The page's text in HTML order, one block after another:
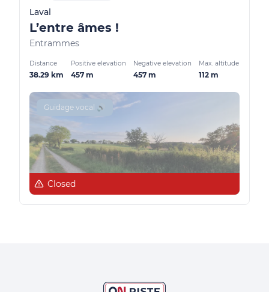
Laval
L’entre âmes !
Entrammes
Distance
38.29 km
Positive elevation
457 m
Negative elevation
457 m
Max. altitude
112 m
Guidage vocal 🔊
Closed